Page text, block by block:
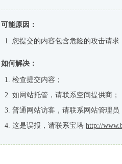
可能原因：
您提交的内容包含危险的攻击请求
如何解决：
检查提交内容；
如网站托管，请联系空间提供商；
普通网站访客，请联系网站管理员
这是误报，请联系宝塔 http://